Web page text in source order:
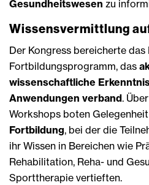
Gesundheitswesen zu
Wissensvermittlung
Der Kongress bereicherte
Fortbildungsprogramm, das
wissenschaftliche
Anwendungen verband.
Workshops boten
Fortbildung, bei der die
ihr Wissen in Bereichen wie
Rehabilitation, Reha- und
Sporttherapie vertieften.